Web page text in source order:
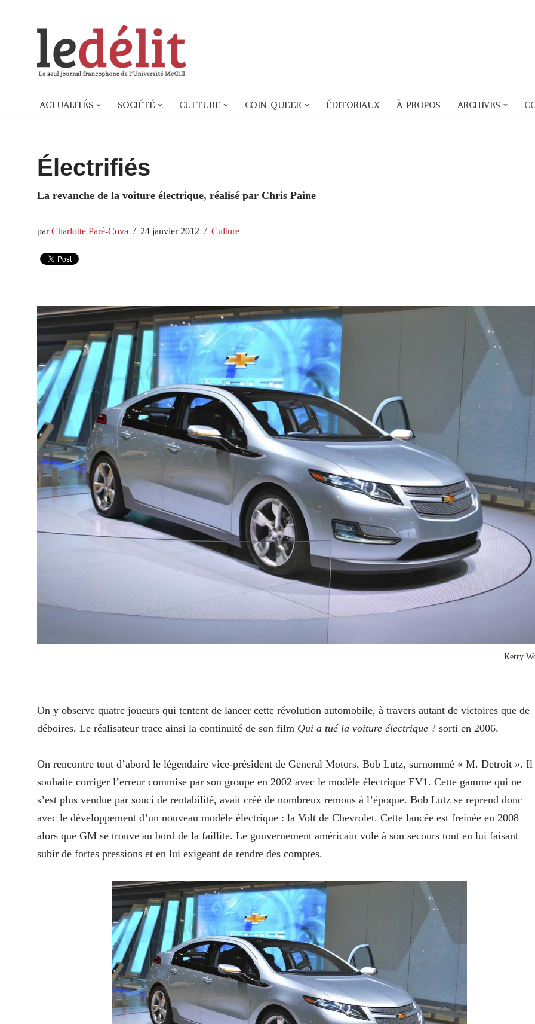
ACTUALITÉS SOCIÉTÉ CULTURE COIN QUEER ÉDITORIAUX À PROPOS ARCHIVES
Électrifiés
La revanche de la voiture électrique, réalisé par Chris Paine
parCharlotte Paré-Cova 24 janvier 2012 Culture
Kerry
On y observe quatre joueurs qui tentent de lancer cette révolution automobile, à travers autant de victoires que de
déboires. Le réalisateur trace ainsi la continuité de son film Qui a tué la voiture électrique ? sorti en 2006.
On rencontre tout d’abord le légendaire vice-président de General Motors, Bob Lutz, surnommé « M. Detroit ». Il
souhaite corriger l’erreur commise par son groupe en 2002 avec le modèle électrique EV1. Cette gamme qui ne
s’est plus vendue par souci de rentabilité, avait créé de nombreux remous à l’époque. Bob Lutz se reprend donc
avec le développement d’un nouveau modèle électrique : la Volt de Chevrolet. Cette lancée est freinée en 2008
alors que GM se trouve au bord de la faillite. Le gouvernement américain vole à son secours tout en lui faisant
subir de fortes pressions et en lui exigeant de rendre des comptes.